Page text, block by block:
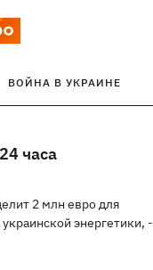
ВОЙНА В УКРАИНЕ
часа
2 млн евро для
энергетики, -